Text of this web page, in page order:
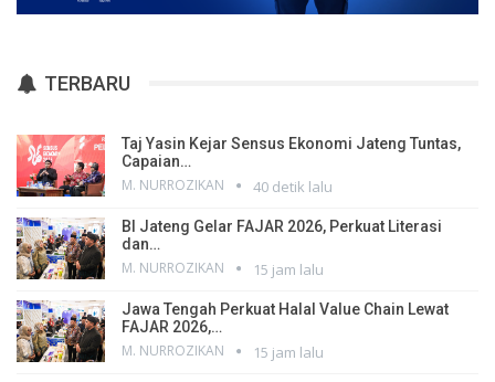
TERBARU
Taj Yasin Kejar Sensus Ekonomi Jateng Tuntas,
Capaian…
M. NURROZIKAN 40 detik lalu
BI Jateng Gelar FAJAR 2026, Perkuat Literasi
dan…
M. NURROZIKAN 15 jam lalu
Jawa Tengah Perkuat Halal Value Chain Lewat
FAJAR 2026,…
M. NURROZIKAN 15 jam lalu